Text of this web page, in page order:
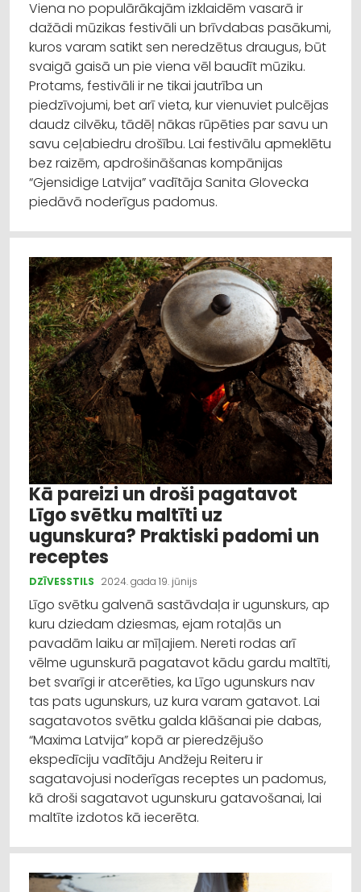
Viena no populārākajām izklaidēm vasarā ir
dažādi mūzikas festivāli un brīvdabas pasākumi,
kuros varam satikt sen neredzētus draugus, būt
svaigā gaisā un pie viena vēl baudīt mūziku.
Protams, festivāli ir ne tikai jautrība un
piedzīvojumi, bet arī vieta, kur vienuviet pulcējas
daudz cilvēku, tādēļ nākas rūpēties par savu un
savu ceļabiedru drošību. Lai festivālu apmeklētu
bez raizēm, apdrošināšanas kompānijas
“Gjensidige Latvija” vadītāja Sanita Glovecka
piedāvā noderīgus padomus.
Kā pareizi un droši pagatavot
Līgo svētku maltīti uz
ugunskura? Praktiski padomi un
receptes
DZĪVESSTILS 2024. gada 19. jūnijs
Līgo svētku galvenā sastāvdaļa ir ugunskurs, ap
kuru dziedam dziesmas, ejam rotaļās un
pavadām laiku ar mīļajiem. Nereti rodas arī
vēlme ugunskurā pagatavot kādu gardu maltīti,
bet svarīgi ir atcerēties, ka Līgo ugunskurs nav
tas pats ugunskurs, uz kura varam gatavot. Lai
sagatavotos svētku galda klāšanai pie dabas,
“Maxima Latvija” kopā ar pieredzējušo
ekspedīciju vadītāju Andžeju Reiteru ir
sagatavojusi noderīgas receptes un padomus,
kā droši sagatavot ugunskuru gatavošanai, lai
maltīte izdotos kā iecerēta.